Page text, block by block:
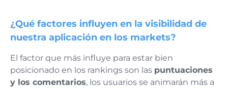
¿Qué factores influyen en la visibilidad de
nuestra aplicación en los markets?
El factor que más influye para estar bien
posicionado en los rankings son las puntuaciones
y los comentarios, los usuarios se animarán más a